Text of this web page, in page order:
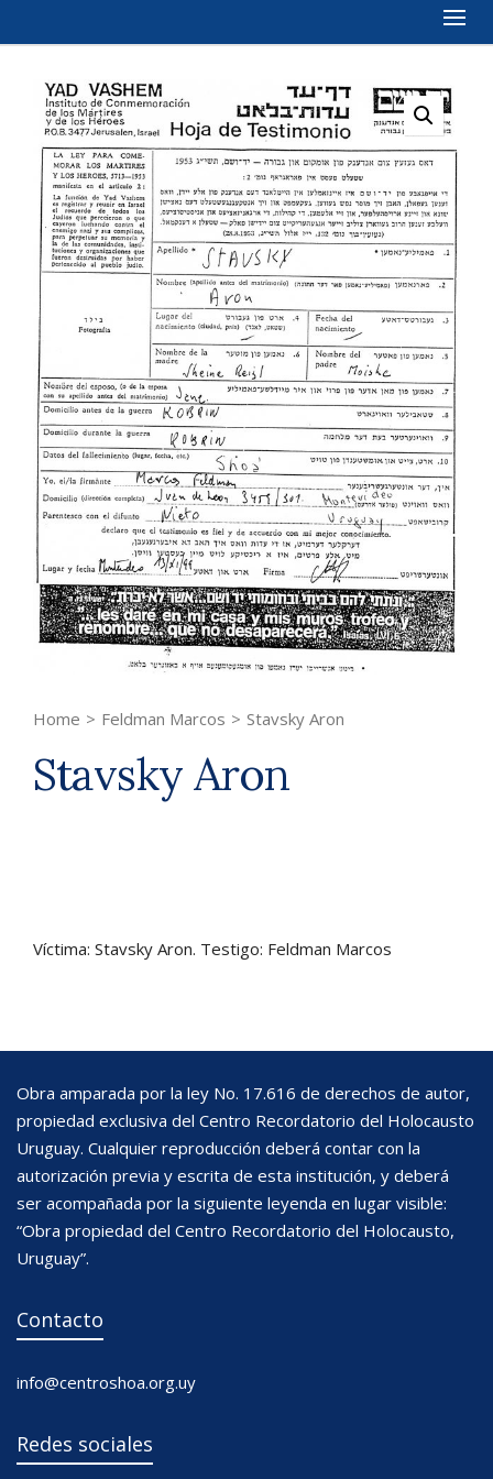
Home > Feldman Marcos > Stavsky Aron
Stavsky Aron
Víctima: Stavsky Aron. Testigo: Feldman Marcos
Obra amparada por la ley No. 17.616 de derechos de autor,
propiedad exclusiva del Centro Recordatorio del Holocausto
Uruguay. Cualquier reproducción deberá contar con la
autorización previa y escrita de esta institución, y deberá
ser acompañada por la siguiente leyenda en lugar visible:
“Obra propiedad del Centro Recordatorio del Holocausto,
Uruguay”.
Contacto
info@centroshoa.org.uy
Redes sociales